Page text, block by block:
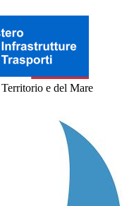
e del Mare